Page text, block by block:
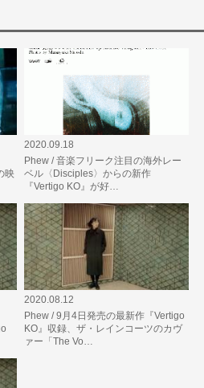
映
2020.09.18
Phew / 音楽フリーク注目の海外レー
ベル〈Disciples〉からの新作
『Vertigo KO』が好…
2020.08.12
Phew / 9月4日発売の最新作『Vertigo
KO』収録、ザ・レインコーツのカヴ
ァー「The Vo…